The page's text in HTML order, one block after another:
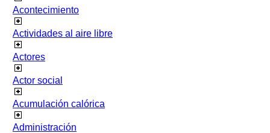
Acontecimiento
Actividades al aire libre
Actores
Actor social
Acumulación calórica
Administración